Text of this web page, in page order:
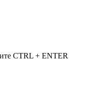
CTRL + ENTER